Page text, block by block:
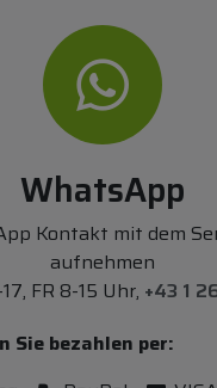
WhatsApp
Kontakt mit dem
aufnehmen
FR 8-15 Uhr, +43 1
Sie bezahlen per: